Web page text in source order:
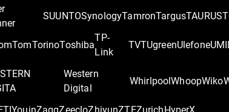
SUUNTOSynologyTamronTargusTAURUS
TorinoToshiba
TP-
Link
TVTUgreenUlefone
Western
Digital
WhirlpoolWhoopWiko
YouinZaggZeecloZhiyunZTEZurich‎HyperX